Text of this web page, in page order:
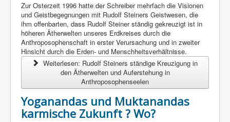
Zur Osterzeit 1996 hatte der Schreiber mehrfach die Visionen
und Geistbegegnungen mit Rudolf Steiners Geistwesen, die
ihm offenbarten, dass Rudolf Steiner ständig gekreuzigt ist in
höheren Ätherwelten unseres Erdkreises durch die
Anthroposophenschaft in erster Verursachung und in zweiter
Hinsicht durch die Erden- und Menschheitsverhältnisse.
Weiterlesen: Rudolf Steiners ständige Kreuzigung in
den Ätherwelten und Auferstehung in
Anthroposophenseelen
Yoganandas und Muktanandas
karmische Zukunft ? Wo?